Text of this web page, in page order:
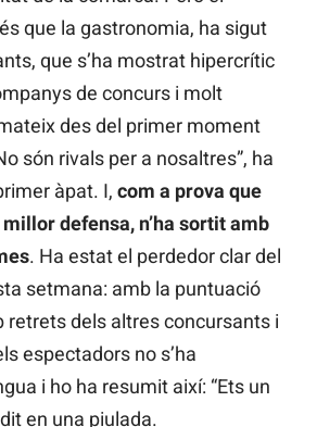
que la gastronomia, ha sigut
que s’ha mostrat hipercrític
de concurs i molt
des del primer moment
són rivals per a nosaltres”, ha
àpat. I, com a prova que
defensa, n’ha sortit amb
. Ha estat el perdedor clar del
setmana: amb la puntuació
retrets dels altres concursants i
espectadors no s’ha
i ho ha resumit així: “Ets un
en una piulada.